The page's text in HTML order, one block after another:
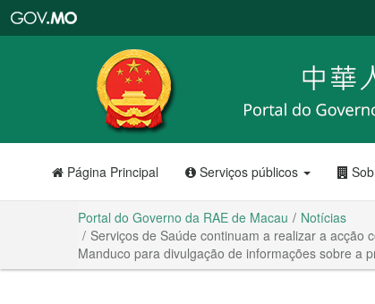
RAE
de
Macau
Página Principal Serviços públicos
Portal do Governo da RAE de Macau
Notícias
Serviços de Saúde continuam a realizar a acção
Manduco para divulgação de informações sobre a